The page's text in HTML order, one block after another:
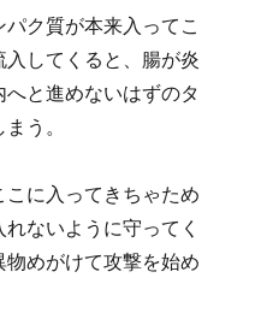
ク質が本来入ってこ
してくると、腸が炎
と進めないはずのタ
う。
に入ってきちゃため
ないように守ってく
めがけて攻撃を始め